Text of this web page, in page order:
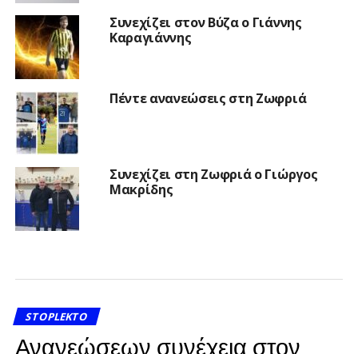
Συνεχίζει στον Βύζα ο Γιάννης
Καραγιάννης
Πέντε ανανεώσεις στη Ζωφριά
Συνεχίζει στη Ζωφριά ο Γιώργος
Μακρίδης
STOPLEKTO
Ανανεώσεων συνέχεια στον